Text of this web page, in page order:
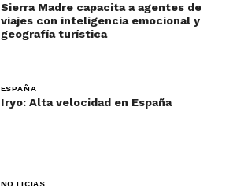
Sierra Madre capacita a agentes de
viajes con inteligencia emocional y
geografía turística
ESPAÑA
Iryo: Alta velocidad en España
NOTICIAS